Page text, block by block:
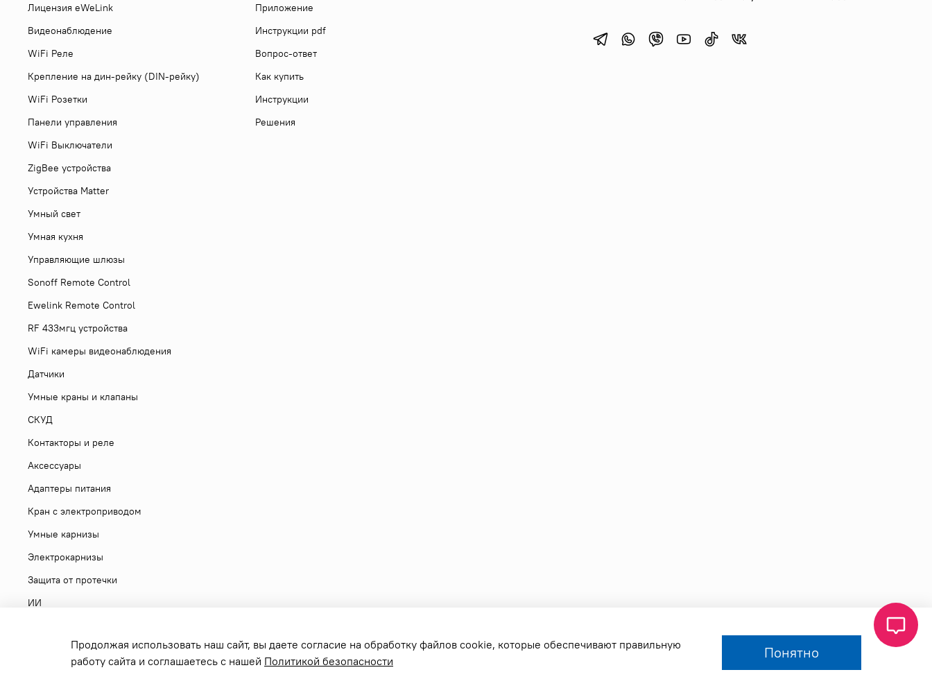
Лицензия eWeLink
Видеонаблюдение
WiFi Реле
Крепление на дин-рейку (DIN-рейку)
WiFi Розетки
Панели управления
WiFi Выключатели
ZigBee устройства
Устройства Matter
Умный свет
Умная кухня
Управляющие шлюзы
Sonoff Remote Control
Ewelink Remote Control
RF 433мгц устройства
WiFi камеры видеонаблюдения
Датчики
Умные краны и клапаны
СКУД
Контакторы и реле
Аксессуары
Адаптеры питания
Кран с электроприводом
Умные карнизы
Электрокарнизы
Защита от протечки
ИИ
Приложение
Инструкции pdf
Вопрос-ответ
Как купить
Инструкции
Решения
Copyright 2026 © sonoff.ru - фирменный интернет-магазин реле sonoff, выключателей и аксессуаров. Все права защищены.
Продолжая использовать наш сайт, вы даете согласие на обработку файлов cookie, которые обеспечивают правильную
работу сайта и соглашаетесь с нашей Политикой безопасности Понятно